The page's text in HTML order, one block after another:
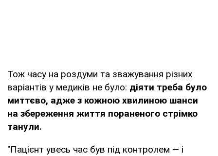
Тож часу на роздуми та зважування різних
варіантів у медиків не було: діяти треба було
миттєво, адже з кожною хвилиною шанси
на збереження життя пораненого стрімко
танули.
"Пацієнт увесь час був під контролем — і